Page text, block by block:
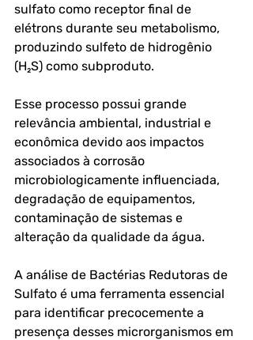
sulfato como receptor final de
elétrons durante seu metabolismo,
produzindo sulfeto de hidrogênio
(H₂S) como subproduto.
Esse processo possui grande
relevância ambiental, industrial e
econômica devido aos impactos
associados à corrosão
microbiologicamente influenciada,
degradação de equipamentos,
contaminação de sistemas e
alteração da qualidade da água.
A análise de Bactérias Redutoras de
Sulfato é uma ferramenta essencial
para identificar precocemente a
presença desses microrganismos em